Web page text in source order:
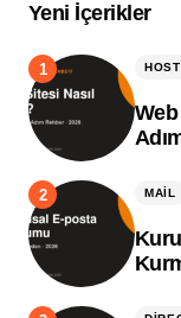
Yeni İçerikler
Web
MAIL